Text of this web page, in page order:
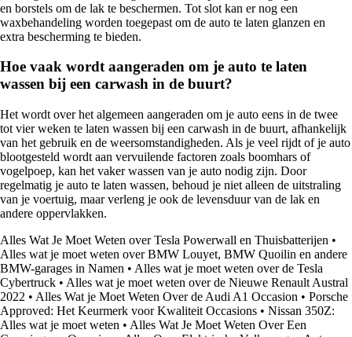
en borstels om de lak te beschermen. Tot slot kan er nog een
waxbehandeling worden toegepast om de auto te laten glanzen en
extra bescherming te bieden.
Hoe vaak wordt aangeraden om je auto te laten
wassen bij een carwash in de buurt?
Het wordt over het algemeen aangeraden om je auto eens in de twee
tot vier weken te laten wassen bij een carwash in de buurt, afhankelijk
van het gebruik en de weersomstandigheden. Als je veel rijdt of je auto
blootgesteld wordt aan vervuilende factoren zoals boomhars of
vogelpoep, kan het vaker wassen van je auto nodig zijn. Door
regelmatig je auto te laten wassen, behoud je niet alleen de uitstraling
van je voertuig, maar verleng je ook de levensduur van de lak en
andere oppervlakken.
Alles Wat Je Moet Weten over Tesla Powerwall en Thuisbatterijen •
Alles wat je moet weten over BMW Louyet, BMW Quoilin en andere
BMW-garages in Namen • Alles wat je moet weten over de Tesla
Cybertruck • Alles wat je moet weten over de Nieuwe Renault Austral
2022 • Alles Wat je Moet Weten Over de Audi A1 Occasion • Porsche
Approved: Het Keurmerk voor Kwaliteit Occasions • Nissan 350Z:
Alles wat je moet weten • Alles Wat Je Moet Weten Over Een